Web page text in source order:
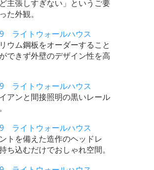
主張しすぎない」というご要
た外観。
ウム鋼板をオーダーすること
できず外壁のデザイン性を高
アンと間接照明の黒いレール
トを備えた造作のヘッドレ
ち込むだけでおしゃれ空間。